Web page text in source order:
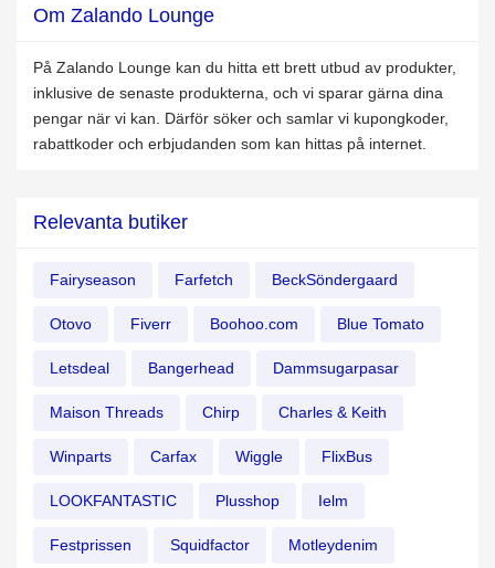
Om Zalando Lounge
På Zalando Lounge kan du hitta ett brett utbud av produkter,
inklusive de senaste produkterna, och vi sparar gärna dina
pengar när vi kan. Därför söker och samlar vi kupongkoder,
rabattkoder och erbjudanden som kan hittas på internet.
Relevanta butiker
Fairyseason Farfetch BeckSöndergaard
Otovo Fiverr Boohoo.com Blue Tomato
Letsdeal Bangerhead Dammsugarpasar
Maison Threads Chirp Charles & Keith
Winparts Carfax Wiggle FlixBus
LOOKFANTASTIC Plusshop Ielm
Festprissen Squidfactor Motleydenim